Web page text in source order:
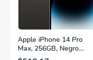
Apple iPhone 14 Pro
Max, 256GB, Negro
Espacial - Desbloqueado